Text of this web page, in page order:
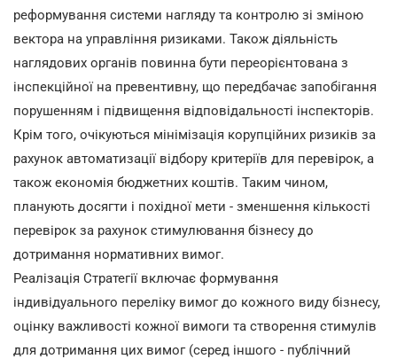
реформування системи нагляду та контролю зі зміною
вектора на управління ризиками. Також діяльність
наглядових органів повинна бути переорієнтована з
інспекційної на превентивну, що передбачає запобігання
порушенням і підвищення відповідальності інспекторів.
Крім того, очікуються мінімізація корупційних ризиків за
рахунок автоматизації відбору критеріїв для перевірок, а
також економія бюджетних коштів. Таким чином,
планують досягти і похідної мети - зменшення кількості
перевірок за рахунок стимулювання бізнесу до
дотримання нормативних вимог.
Реалізація Стратегії включає формування
індивідуального переліку вимог до кожного виду бізнесу,
оцінку важливості кожної вимоги та створення стимулів
для дотримання цих вимог (серед іншого - публічний